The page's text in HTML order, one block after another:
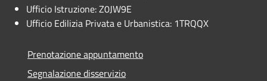
Ufficio Istruzione: Z0JW9E
Ufficio Edilizia Privata e Urbanistica: 1TRQQX
Prenotazione appuntamento
Segnalazione disservizio